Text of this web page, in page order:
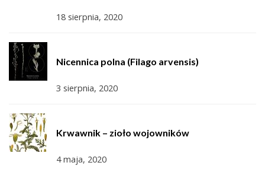
18 sierpnia, 2020
Nicennica polna (Filago arvensis)
3 sierpnia, 2020
Krwawnik – zioło wojowników
4 maja, 2020